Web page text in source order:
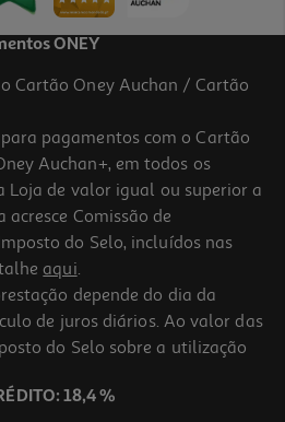
ONEY
Cartão Oney Auchan / Cartão
pagamentos com o Cartão
Auchan+, em todos os
Loja de valor igual ou superior a
Comissão de
do Selo, incluídos nas
aqui.
depende do dia da
de juros diários. Ao valor das
do Selo sobre a utilização
18,4 %